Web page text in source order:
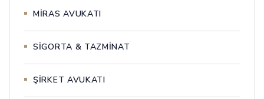
MİRAS AVUKATI
SİGORTA & TAZMİNAT
ŞİRKET AVUKATI